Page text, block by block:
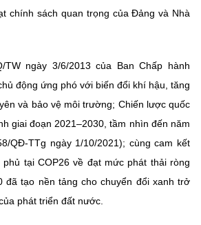
chất lượng
English
HỌC VÀ CÔNG NGHỆ
chính sách quan trọng của Đảng và Nhà
TW ngày 3/6/2013 của Ban Chấp hành
động ứng phó với biến đổi khí hậu, tăng
và bảo vệ môi trường; Chiến lược quốc
giai đoạn 2021–2030, tầm nhìn đến năm
QĐ-TTg ngày 1/10/2021); cùng cam kết
tại COP26 về đạt mức phát thải ròng
đã tạo nền tảng cho chuyển đổi xanh trở
phát triển đất nước.